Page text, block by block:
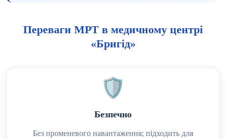
Переваги МРТ в медичному центрі
«Бригід»
🛡️
Безпечно
Без променевого навантаження; підходить для